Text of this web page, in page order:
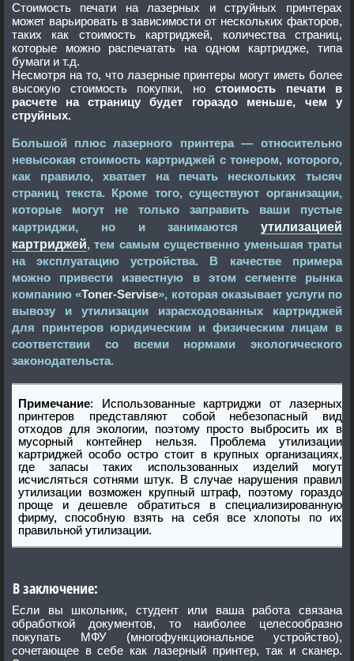
Стоимость печати на лазерных и струйных принтерах
может варьировать в зависимости от нескольких факторов,
таких как стоимость картриджей, количества страниц,
которые можно распечатать на одном картридже, типа
бумаги и т.д.
Несмотря на то, что лазерные принтеры могут иметь более
высокую стоимость покупки, но стоимость печати в
расчете на страницу будет гораздо меньше, чем у
струйных.
Большой плюс лазерного принтера — относительно
невысокая стоимость картриджей с тонером, которого,
как правило, хватает на печать нескольких тысяч
страниц текста. Кроме того, существуют организации,
которые могут не только заправить ваши пустые
картриджи, но и занимаются утилизацией
картриджей, тем самым существенно уменьшая траты
на эксплуатацию устройства. В качестве примера
можно привести известную в этом сегменте рынка
компанию «Toner-Servise», которая оказывает услуги по
вывозу и утилизации израсходованных картриджей
для принтеров юридическим и физическим лицам в
соответствии со всеми нормами экологического
законодательста.
Примечание: Использованные картриджи от лазерных
принтеров представляют собой небезопасный вид
отходов для экологии, поэтому просто выбросить их в
мусорный контейнер нельзя. Проблема утилизации
картриджей особо остро стоит в крупных организациях,
где запасы таких использованных изделий могут
исчисляться сотнями штук. В случае нарушения правил
утилизации возможен крупный штраф, поэтому гораздо
проще и дешевле обратиться в специализированную
фирму, способную взять на себя все хлопоты по их
правильной утилизации.
В заключение:
Если вы школьник, студент или ваша работа связана
обработкой документов, то наиболее целесообразно
покупать МФУ (многофункциональное устройство),
сочетающее в себе как лазерный принтер, так и сканер.